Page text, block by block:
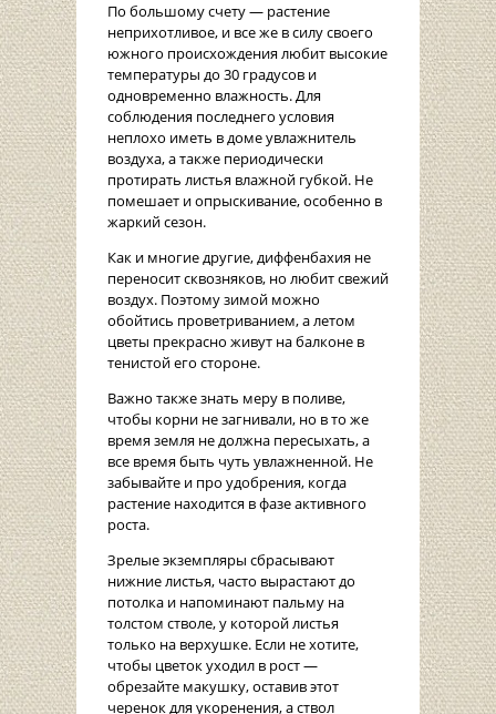
По большому счету — растение
неприхотливое, и все же в силу своего
южного происхождения любит высокие
температуры до 30 градусов и
одновременно влажность. Для
соблюдения последнего условия
неплохо иметь в доме увлажнитель
воздуха, а также периодически
протирать листья влажной губкой. Не
помешает и опрыскивание, особенно в
жаркий сезон.
Как и многие другие, диффенбахия не
переносит сквозняков, но любит свежий
воздух. Поэтому зимой можно
обойтись проветриванием, а летом
цветы прекрасно живут на балконе в
тенистой его стороне.
Важно также знать меру в поливе,
чтобы корни не загнивали, но в то же
время земля не должна пересыхать, а
все время быть чуть увлажненной. Не
забывайте и про удобрения, когда
растение находится в фазе активного
роста.
Зрелые экземпляры сбрасывают
нижние листья, часто вырастают до
потолка и напоминают пальму на
толстом стволе, у которой листья
только на верхушке. Если не хотите,
чтобы цветок уходил в рост —
обрезайте макушку, оставив этот
черенок для укоренения, а ствол